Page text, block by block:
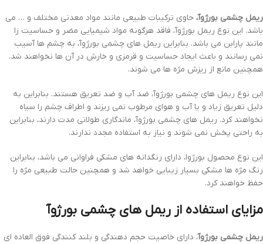
ریمل چشمی بورژوآ، حاوی ترکیبات طبیعی مانند مواد معدنی مختلف و … می
باشد. این نوع ریمل بورژوآ، فاقد هرگونه مواد شیمیایی مضر و حساسیت زا
مانند پارابن می باشد. بنابراین ریمل های چشمی بورژوآ، به چشم ها آسیب
نمی رسانند و باعث ایجاد حساسیت و قرمزی و خارش در آن ها نخواهند شد.
همچنین مانع از ریزش مژه ها می شوند.
این نوع ریمل های چشمی بورژوآ، ضد آب و ضد تعریق هستند. بنابراین به
دلیل تعریق زیاد و یا آب و هوای مرطوب نمی ریزند و اطراف چشم را سیاه
نخواهند کرد. ریمل های چشمی بورژوآ، ماندگاری طولانی مدت دارند، بنابراین
به راحتی پخش نمی شوند و نیاز به استفاده مجدد ندارند.
این نوع محصول بورژوا، دارای رنگدانه های مشکی فراوانی می باشد، بنابراین
رنگ مژه ها مشکی بسیار زیبایی خواهد شد و همچنین حالت طبیعی مژه را
حفظ خواهند کرد.
مزایای استفاده از ریمل های چشمی بورژوآ
ریمل چشمی بورژوآ، دارای خاصیت حجم دهندگی و بلند کنندگی فوق العاده ای